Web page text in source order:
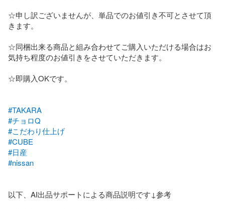
☆申し訳ございませんが、単品でのお値引き不可とさせて頂
きます。
☆同梱出来る商品と組み合わせてご購入いただける場合はお
気持ち程度のお値引きをさせていただきます。
☆即購入OKです。
#TAKARA
#チョロQ
#こだわり仕上げ
#CUBE
#日産
#nissan
以下、AI出品サポートによる商品説明です↓参考